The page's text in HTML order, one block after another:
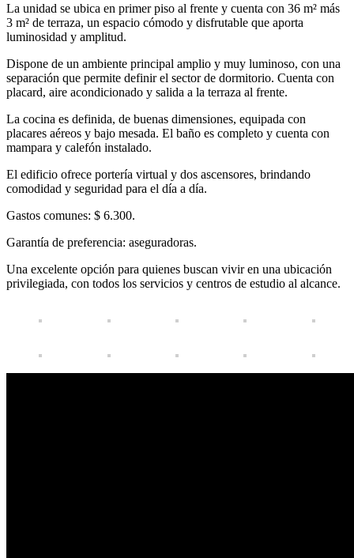
La unidad se ubica en primer piso al frente y cuenta con 36 m² más
3 m² de terraza, un espacio cómodo y disfrutable que aporta
luminosidad y amplitud.
Dispone de un ambiente principal amplio y muy luminoso, con una
separación que permite definir el sector de dormitorio. Cuenta con
placard, aire acondicionado y salida a la terraza al frente.
La cocina es definida, de buenas dimensiones, equipada con
placares aéreos y bajo mesada. El baño es completo y cuenta con
mampara y calefón instalado.
El edificio ofrece portería virtual y dos ascensores, brindando
comodidad y seguridad para el día a día.
Gastos comunes: $ 6.300.
Garantía de preferencia: aseguradoras.
Una excelente opción para quienes buscan vivir en una ubicación
privilegiada, con todos los servicios y centros de estudio al alcance.